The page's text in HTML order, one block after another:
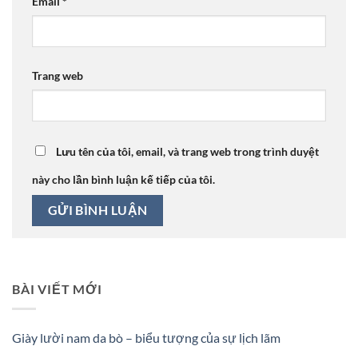
Trang web
Lưu tên của tôi, email, và trang web trong trình duyệt
này cho lần bình luận kế tiếp của tôi.
BÀI VIẾT MỚI
Giày lười nam da bò – biểu tượng của sự lịch lãm